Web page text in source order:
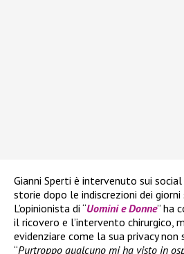
Gianni Sperti è intervenuto sui
storie dopo le indiscrezioni dei
L’opinionista di “Uomini e Donne” ha
il ricovero e l’intervento chirurgico,
evidenziare come la sua privacy
“Purtroppo qualcuno mi ha visto in